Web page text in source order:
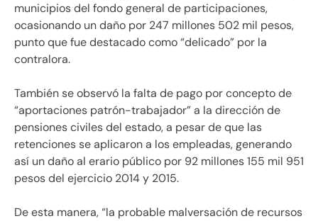
municipios del fondo general de participaciones,
ocasionando un daño por 247 millones 502 mil pesos,
punto que fue destacado como “delicado” por la
contralora.
También se observó la falta de pago por concepto de
“aportaciones patrón-trabajador” a la dirección de
pensiones civiles del estado, a pesar de que las
retenciones se aplicaron a los empleadas, generando
así un daño al erario público por 92 millones 155 mil 951
pesos del ejercicio 2014 y 2015.
De esta manera, “la probable malversación de recursos